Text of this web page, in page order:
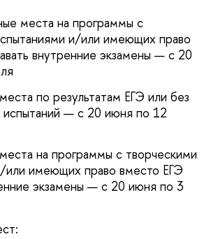
места на программы с
и/или имеющих право
внутренние экзамены — с 20
по результатам ЕГЭ или без
испытаний — с 20 июня по 12
на программы с творческими
или имеющих право вместо ЕГЭ
экзамены — с 20 июня по 3